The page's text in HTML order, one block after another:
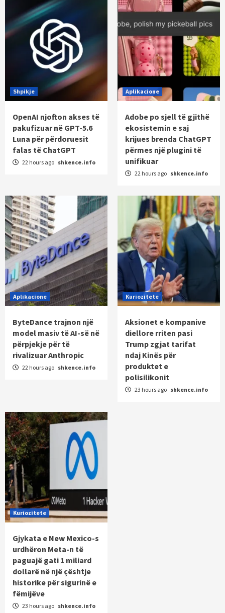
Shpikje
OpenAI njofton akses të
pakufizuar në GPT-5.6
Luna për përdoruesit
falas të ChatGPT
22 hours ago shkence.info
Aplikacione
Adobe po sjell të gjithë
ekosistemin e saj
krijues brenda ChatGPT
përmes një plugini të
unifikuar
22 hours ago shkence.info
Aplikacione
ByteDance trajnon një
model masiv të AI-së në
përpjekje për të
rivalizuar Anthropic
22 hours ago shkence.info
Kuriozitete
Aksionet e kompanive
diellore rriten pasi
Trump zgjat tarifat
ndaj Kinës për
produktet e
polisilikonit
23 hours ago shkence.info
Kuriozitete
Gjykata e New Mexico-s
urdhëron Meta-n të
paguajë gati 1 miliard
dollarë në një çështje
historike për sigurinë e
fëmijëve
23 hours ago shkence.info